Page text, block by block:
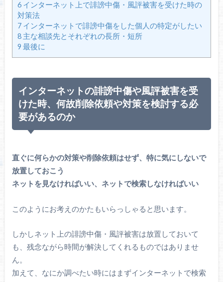
6インターネット上で誹謗中傷・風評被害を受けた時の
対策法
7インターネットで誹謗中傷をした個人の特定がしたい
8主な相談先とそれぞれの長所・短所
9 最後に
インターネットの誹謗中傷や風評被害を受
けた時、何故削除依頼や対策を検討する必
要があるのか
直ぐに何らかの対策や削除依頼はせず、特に気にしないで
放置しておこう
ネットを見なければいい、ネットで検索しなければいい
このようにお考えのかたもいらっしゃると思います。
しかしネット上の誹謗中傷・風評被害は放置しておいて
も、残念ながら時間が解決してくれるものではありませ
ん。
加えて、なにか調べたい時にはまずインターネットで検索